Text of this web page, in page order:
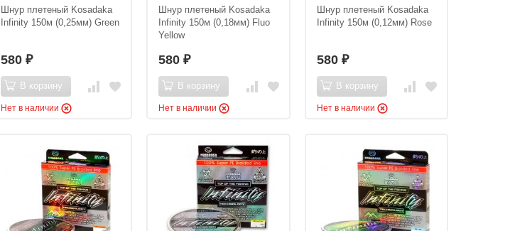
Шнур плетеный Kosadaka
Infinity 150м (0,25мм) Green
580 ₽
В корзину
Нет в наличии
Шнур плетеный Kosadaka
Infinity 150м (0,18мм) Fluo
Yellow
580 ₽
В корзину
Нет в наличии
Шнур плетеный Kosadaka
Infinity 150м (0,12мм) Rose
580 ₽
В корзину
Нет в наличии